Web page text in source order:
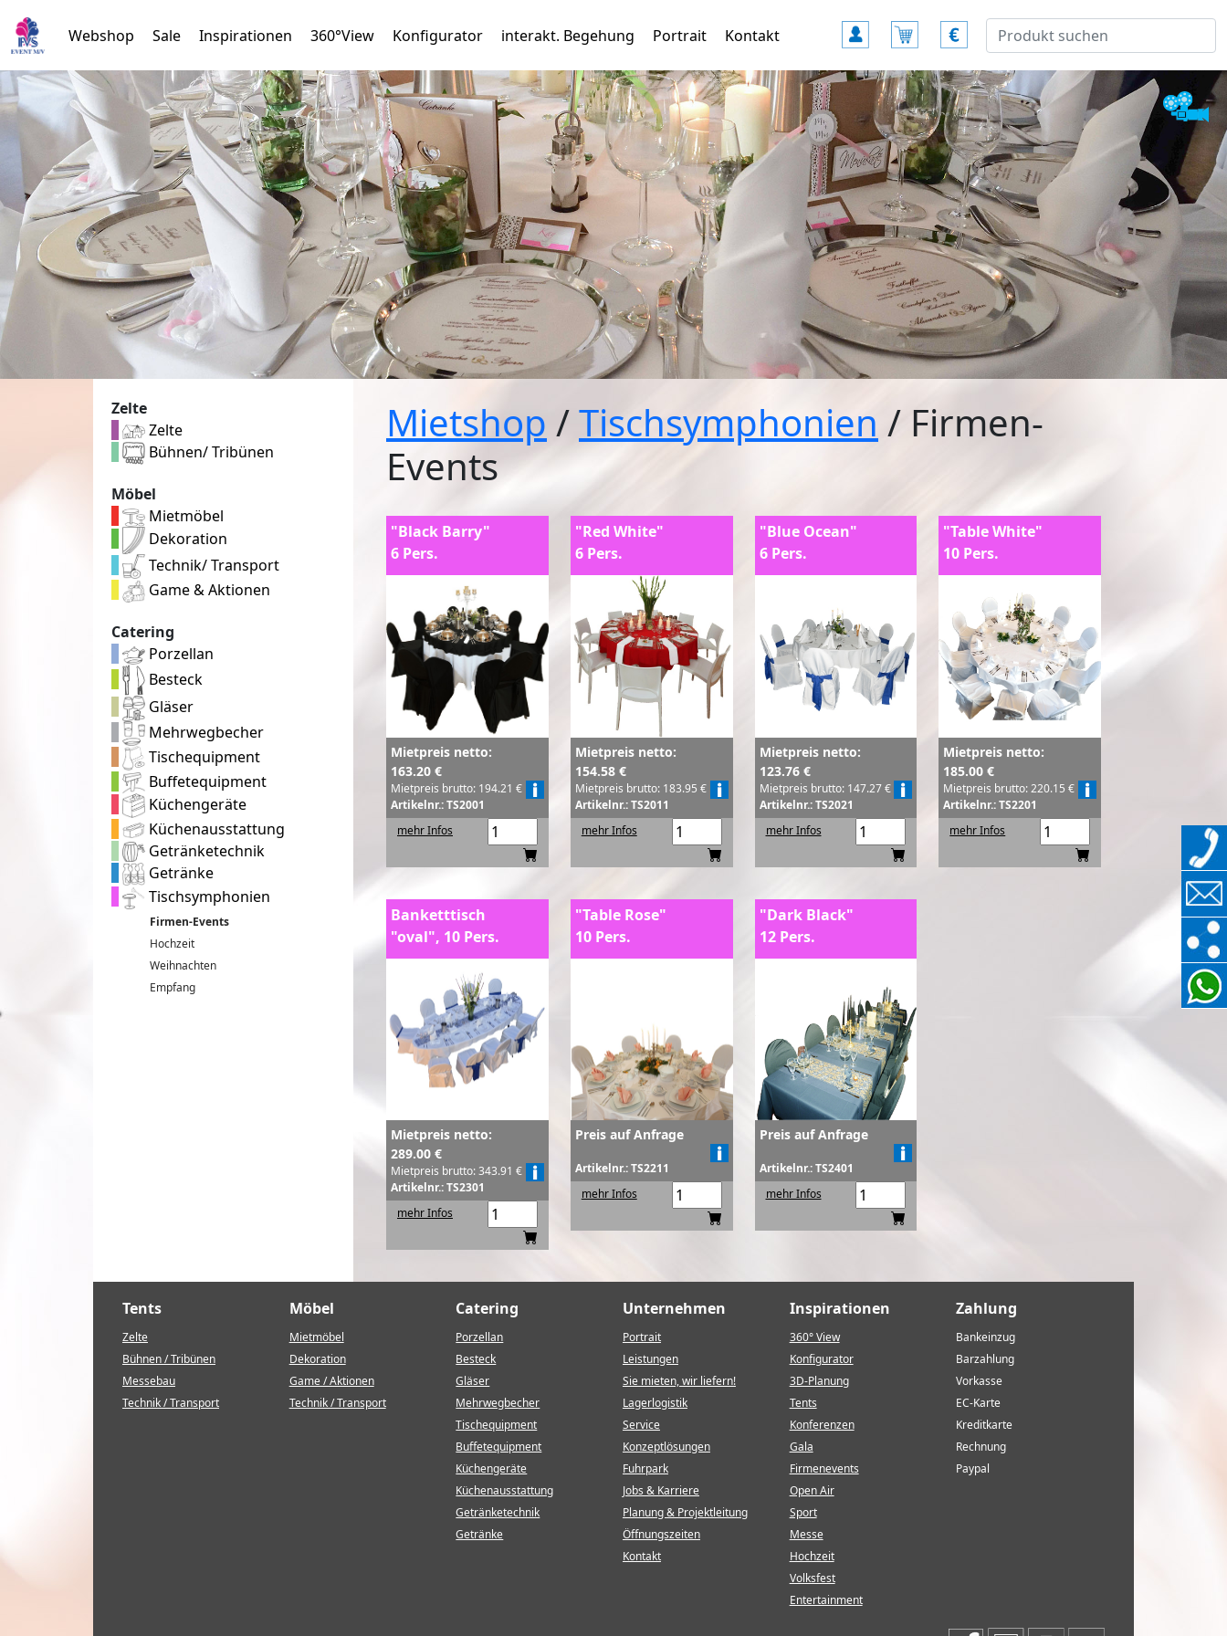
Webshop Sale Inspirationen 360°View Konfigurator interakt. Begehung Portrait Kontakt
Zelte
Zelte
Bühnen/ Tribünen
Möbel
Mietmöbel
Dekoration
Technik/ Transport
Game & Aktionen
Catering
Porzellan
Besteck
Gläser
Mehrwegbecher
Tischequipment
Buffetequipment
Küchengeräte
Küchenausstattung
Getränketechnik
Getränke
Tischsymphonien
Firmen-Events
Hochzeit
Weihnachten
Empfang
Mietshop /Tischsymphonien / Firmen-
Events
"Black Barry"
6 Pers.
Mietpreis netto:
163.20 €
Mietpreis brutto: 194.21 €
Artikelnr.: TS2001
mehr Infos
"Red White"
6 Pers.
Mietpreis netto:
154.58 €
Mietpreis brutto: 183.95 €
Artikelnr.: TS2011
mehr Infos
"Blue Ocean"
6 Pers.
Mietpreis netto:
123.76 €
Mietpreis brutto: 147.27 €
Artikelnr.: TS2021
mehr Infos
"Table White"
10 Pers.
Mietpreis netto:
185.00 €
Mietpreis brutto: 220.15 €
Artikelnr.: TS2201
mehr Infos
Banketttisch
"oval", 10 Pers.
Mietpreis netto:
289.00 €
Mietpreis brutto: 343.91 €
Artikelnr.: TS2301
mehr Infos
"Table Rose"
10 Pers.
Preis auf Anfrage
Artikelnr.: TS2211
mehr Infos
"Dark Black"
12 Pers.
Preis auf Anfrage
Artikelnr.: TS2401
mehr Infos
Tents
Zelte
Bühnen / Tribünen
Messebau
Technik / Transport
Möbel
Mietmöbel
Dekoration
Game / Aktionen
Technik / Transport
Catering
Porzellan
Besteck
Gläser
Mehrwegbecher
Tischequipment
Buffetequipment
Küchengeräte
Küchenausstattung
Getränketechnik
Getränke
Unternehmen
Portrait
Leistungen
Sie mieten, wir liefern!
Lagerlogistik
Service
Konzeptlösungen
Fuhrpark
Jobs & Karriere
Planung & Projektleitung
Öffnungszeiten
Kontakt
Inspirationen
360° View
Konfigurator
3D-Planung
Tents
Konferenzen
Gala
Firmenevents
Open Air
Sport
Messe
Hochzeit
Volksfest
Entertainment
Zahlung
Bankeinzug
Barzahlung
Vorkasse
EC-Karte
Kreditkarte
Rechnung
Paypal